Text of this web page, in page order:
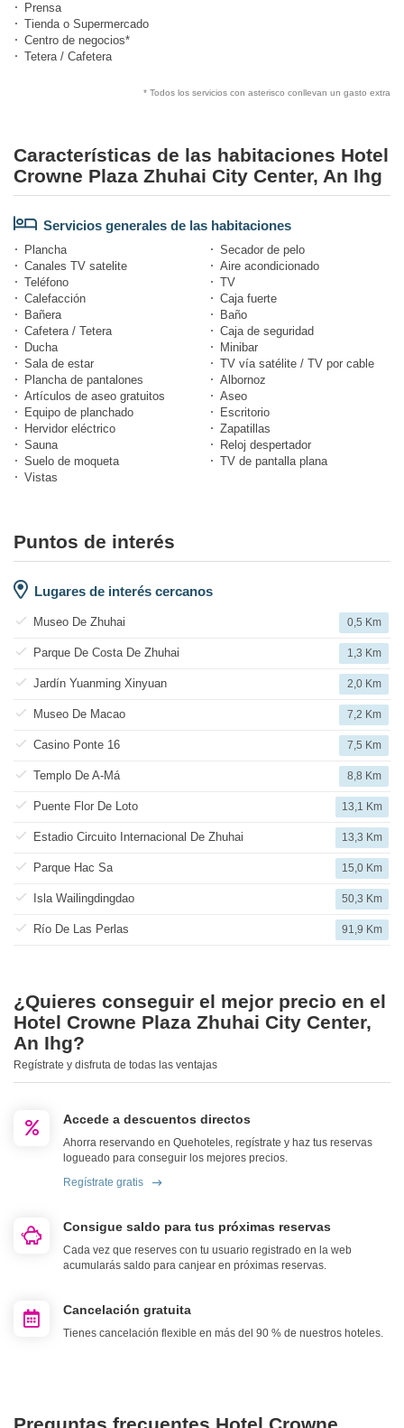
Prensa
Tienda o Supermercado
Centro de negocios*
Tetera / Cafetera
* Todos los servicios con asterisco conllevan un gasto extra
Características de las habitaciones Hotel
Crowne Plaza Zhuhai City Center, An Ihg
Servicios generales de las habitaciones
Plancha
Secador de pelo
Canales TV satelite
Aire acondicionado
Teléfono
TV
Calefacción
Caja fuerte
Bañera
Baño
Cafetera / Tetera
Caja de seguridad
Ducha
Minibar
Sala de estar
TV vía satélite / TV por cable
Plancha de pantalones
Albornoz
Artículos de aseo gratuitos
Aseo
Equipo de planchado
Escritorio
Hervidor eléctrico
Zapatillas
Sauna
Reloj despertador
Suelo de moqueta
TV de pantalla plana
Vistas
Puntos de interés
Lugares de interés cercanos
Museo De Zhuhai 0,5 Km
Parque De Costa De Zhuhai 1,3 Km
Jardín Yuanming Xinyuan 2,0 Km
Museo De Macao 7,2 Km
Casino Ponte 16 7,5 Km
Templo De A-Má 8,8 Km
Puente Flor De Loto 13,1 Km
Estadio Circuito Internacional De Zhuhai 13,3 Km
Parque Hac Sa 15,0 Km
Isla Wailingdingdao 50,3 Km
Río De Las Perlas 91,9 Km
¿Quieres conseguir el mejor precio en el
Hotel Crowne Plaza Zhuhai City Center,
An Ihg?
Regístrate y disfruta de todas las ventajas
Accede a descuentos directos
Ahorra reservando en Quehoteles, regístrate y haz tus reservas
logueado para conseguir los mejores precios.
Regístrate gratis
Consigue saldo para tus próximas reservas
Cada vez que reserves con tu usuario registrado en la web
acumularás saldo para canjear en próximas reservas.
Cancelación gratuita
Tienes cancelación flexible en más del 90 % de nuestros hoteles.